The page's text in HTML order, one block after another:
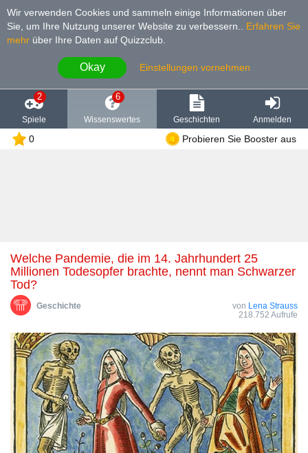
Wir verwenden Cookies und sammeln einige Informationen über
Sie, um Ihre Nutzung unserer Website zu verbessern.
Erfahren Sie
mehr über Ihre Daten auf Quizzclub.
Okay Einstellungen vornehmen
2
Spiele
6
Wissenswertes Geschichten Anmelden
0 Probieren Sie Booster aus
Welche Pandemie, die im 14. Jahrhundert 25
Millionen Todesopfer brachte, nennt man Schwarzer
Tod?
Geschichte von Lena Strauss
218.752 Aufrufe